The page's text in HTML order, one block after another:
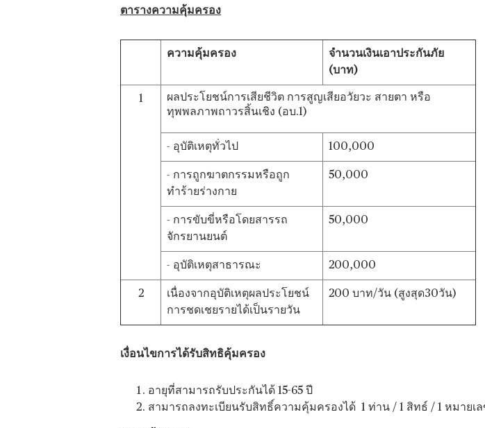
ตารางความคุ้มครอง
ความคุ้มครอง
จำนวนเงินเอาประกันภัย
(บาท)
1
ผลประโยชน์การเสียชีวิต การสูญเสียอวัยวะ สายตา หรือ
ทุพพลภาพถาวรสิ้นเชิง (อบ.1)
- อุบัติเหตุทั่วไป 100,000
- การถูกฆาตกรรมหรือถูก
ทำร้ายร่างกาย
50,000
- การขับขี่หรือโดยสารรถ
จักรยานยนต์
50,000
- อุบัติเหตุสาธารณะ 200,000
2
เนื่องจากอุบัติเหตุผลประโยชน์
การชดเชยรายได้เป็นรายวัน
200 บาท/วัน (สูงสุด30วัน)
เงื่อนไขการได้รับสิทธิคุ้มครอง
อายุที่สามารถรับประกันได้ 15-65 ปี
สามารถลงทะเบียนรับสิทธิ์ความคุ้มครองได้ 1 ท่าน / 1 สิทธ์ / 1 หมายเ